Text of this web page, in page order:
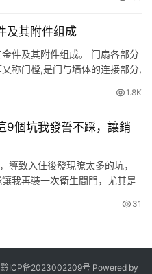
助你在装修时做出更符合个人
标准和周围人的意见。门套被
及其附件组成
件及其附件组成。 门扇各部分
称门樘,是门与墙体的连接部分,
门框周围的抹灰极易脱落,影响
门套：门…
1.8K
9個坑我發誓不踩，讓銷
導致入住後發現瞭太多的坑，
我再裝一次衛生間門，尤其是
、油砂玻璃朝向 油砂玻璃門要
31
黔ICP备2023002209号 Powered by